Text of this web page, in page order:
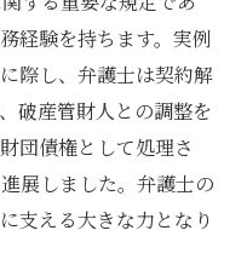
経験を持ちます。実例
際し、弁護士は契約解
破産管財人との調整を
団債権として処理さ
展しました。弁護士の
支える大きな力となり